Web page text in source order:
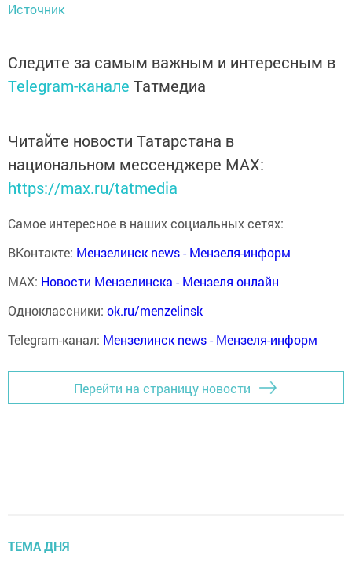
Источник
Следите за самым важным и интересным в
Telegram-канале Татмедиа
Читайте новости Татарстана в
национальном мессенджере MАХ:
https://max.ru/tatmedia
Самое интересное в наших социальных сетях:
ВКонтакте: Мензелинск news - Мензеля-информ
MAX: Новости Мензелинска - Мензеля онлайн
Одноклассники: ok.ru/menzelinsk
Telegram-канал: Мензелинск news - Мензеля-информ
Перейти на страницу новости
ТЕМА ДНЯ